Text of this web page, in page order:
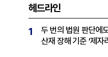
헤드라인
1
두 번의 법원 판단에
산재 장해 기준 ‘제자